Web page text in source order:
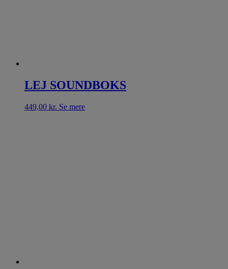
LEJ SOUNDBOKS
449,00 kr. Se mere